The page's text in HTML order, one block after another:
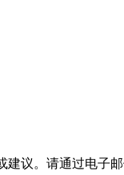
议。请通过电子